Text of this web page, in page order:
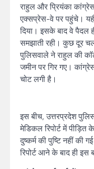
राहुल और प्रियंका
एक्सप्रेस-वे पर पहुंचे।
दिया। इसके बाद वे
समझाती रही। कुछ दूर
पुलिसवाले ने राहुल की
जमीन पर गिर गए।
चोट लगी है।
इस बीच, उत्तरप्रदेश
मेडिकल रिपोर्ट में
दुष्कर्म की पुष्टि नहीं की
रिपोर्ट आने के बाद ही